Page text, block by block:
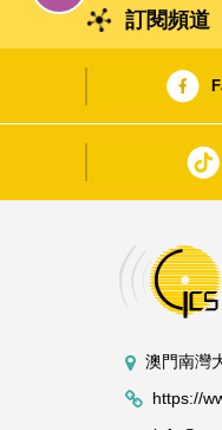
訂閱頻道
澳門南灣
https://